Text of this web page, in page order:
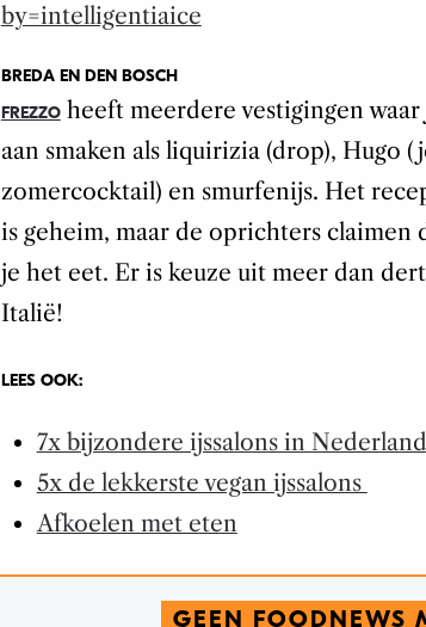
by=intelligentiaice
BREDA EN DEN BOSCH
FREZZOheeft meerdere vestigingen
aan smaken als liquirizia (drop), Hugo
zomercocktail) en smurfenijs. Het
is geheim, maar de oprichters claimen
je het eet. Er is keuze uit meer dan
Italië!
LEES OOK:
7x bijzondere ijssalons in Nederland
5x de lekkerste vegan ijssalons
Afkoelen met eten
GEEN FOODNEWS